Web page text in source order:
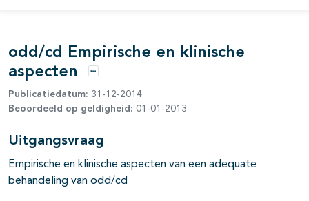
odd/cd Empirische en klinische
aspecten
Opties
Publicatiedatum: 31-12-2014
Beoordeeld op geldigheid: 01-01-2013
Uitgangsvraag
Empirische en klinische aspecten van een adequate
behandeling van odd/cd